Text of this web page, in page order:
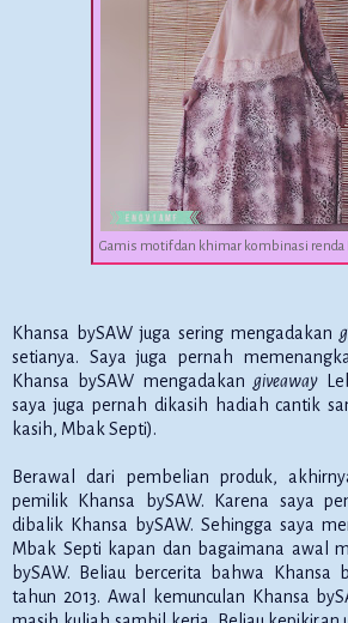
Gamis motif dan khimar kombinasi renda
Khansa bySAW juga sering mengadakan
setianya. Saya juga pernah
Khansa bySAW mengadakan giveaway
saya juga pernah dikasih hadiah cantik
kasih, Mbak Septi).
Berawal dari pembelian produk,
pemilik Khansa bySAW. Karena saya
dibalik Khansa bySAW. Sehingga saya
Mbak Septi kapan dan bagaimana awal
bySAW. Beliau bercerita bahwa Khansa
tahun 2013. Awal kemunculan Khansa